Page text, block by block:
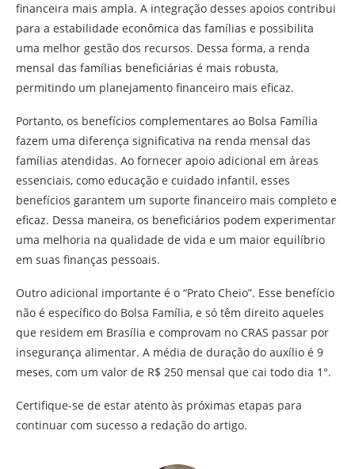
financeira mais ampla. A integração desses apoios contribui
para a estabilidade econômica das famílias e possibilita
uma melhor gestão dos recursos. Dessa forma, a renda
mensal das famílias beneficiárias é mais robusta,
permitindo um planejamento financeiro mais eficaz.
Portanto, os benefícios complementares ao Bolsa Família
fazem uma diferença significativa na renda mensal das
famílias atendidas. Ao fornecer apoio adicional em áreas
essenciais, como educação e cuidado infantil, esses
benefícios garantem um suporte financeiro mais completo e
eficaz. Dessa maneira, os beneficiários podem experimentar
uma melhoria na qualidade de vida e um maior equilíbrio
em suas finanças pessoais.
Outro adicional importante é o “Prato Cheio”. Esse benefício
não é específico do Bolsa Família, e só têm direito aqueles
que residem em Brasília e comprovam no CRAS passar por
insegurança alimentar. A média de duração do auxílio é 9
meses, com um valor de R$ 250 mensal que cai todo dia 1°.
Certifique-se de estar atento às próximas etapas para
continuar com sucesso a redação do artigo.